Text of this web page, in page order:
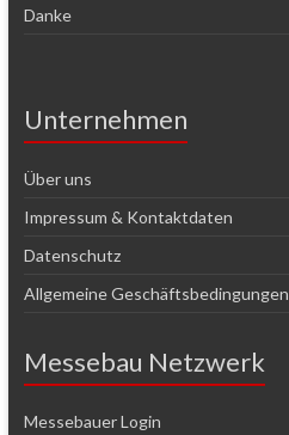
Danke
Unternehmen
Über uns
Impressum & Kontaktdaten
Datenschutz
Allgemeine Geschäftsbedingungen
Messebau Netzwerk
Messebauer Login